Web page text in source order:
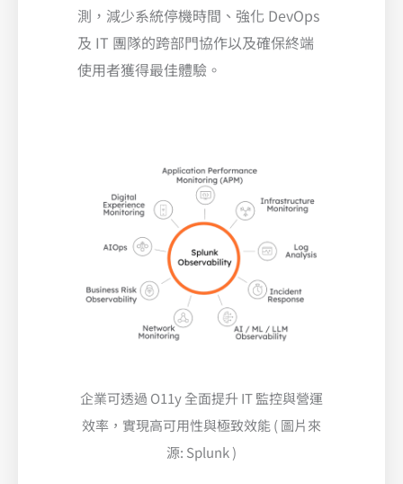
測，減少系統停機時間、強化 DevOps
及 IT 團隊的跨部門協作以及確保終端
使用者獲得最佳體驗。
企業可透過 O11y 全面提升 IT 監控與營運
效率，實現高可用性與極致效能 ( 圖片來
源: Splunk )